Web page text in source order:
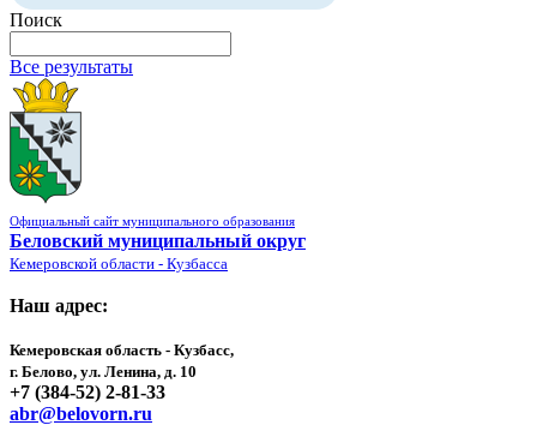
Поиск
Все результаты
Официальный сайт муниципального образования
Беловский муниципальный округ
Кемеровской области - Кузбасса
Наш адрес:
Кемеровская область - Кузбасс,
г. Белово, ул. Ленина, д. 10
+7 (384-52) 2-81-33
abr@belovorn.ru